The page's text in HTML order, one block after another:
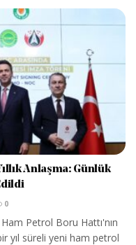
Anlaşma: Günlük
0
Petrol Boru Hattı'nın
yıl süreli yeni ham petrol